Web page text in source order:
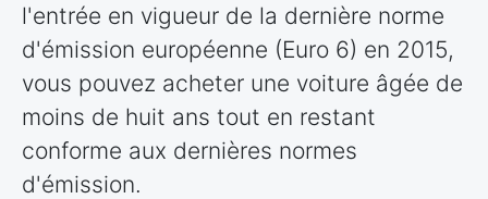
l'entrée en vigueur de la dernière norme
d'émission européenne (Euro 6) en 2015,
vous pouvez acheter une voiture âgée de
moins de huit ans tout en restant
conforme aux dernières normes
d'émission.